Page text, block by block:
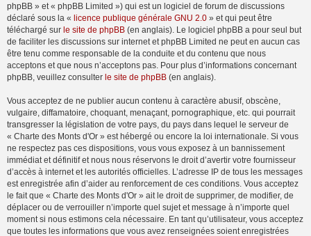
phpBB » et « phpBB Limited ») qui est un logiciel de forum de discussions
déclaré sous la « licence publique générale GNU 2.0 » et qui peut être
téléchargé sur le site de phpBB (en anglais). Le logiciel phpBB a pour seul but
de faciliter les discussions sur internet et phpBB Limited ne peut en aucun cas
être tenu comme responsable de la conduite et du contenu que nous
acceptons et que nous n’acceptons pas. Pour plus d’informations concernant
phpBB, veuillez consulter le site de phpBB (en anglais).
Vous acceptez de ne publier aucun contenu à caractère abusif, obscène,
vulgaire, diffamatoire, choquant, menaçant, pornographique, etc. qui pourrait
transgresser la législation de votre pays, du pays dans lequel le serveur de
« Charte des Monts d'Or » est hébergé ou encore la loi internationale. Si vous
ne respectez pas ces dispositions, vous vous exposez à un bannissement
immédiat et définitif et nous nous réservons le droit d’avertir votre fournisseur
d’accès à internet et les autorités officielles. L’adresse IP de tous les messages
est enregistrée afin d’aider au renforcement de ces conditions. Vous acceptez
le fait que « Charte des Monts d'Or » ait le droit de supprimer, de modifier, de
déplacer ou de verrouiller n’importe quel sujet et message à n’importe quel
moment si nous estimons cela nécessaire. En tant qu’utilisateur, vous acceptez
que toutes les informations que vous avez renseignées soient enregistrées